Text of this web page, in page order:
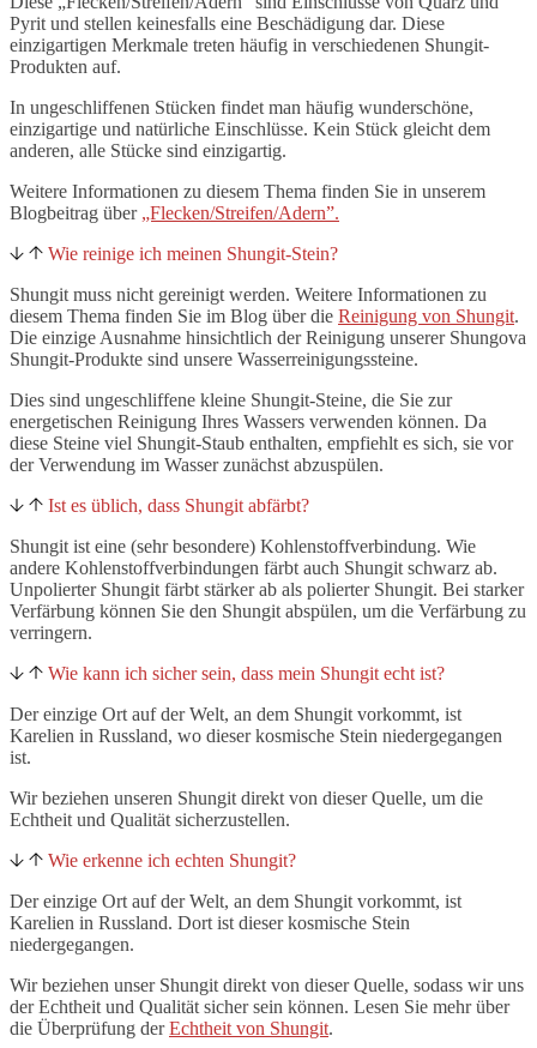
Pyrit und stellen keinesfalls eine Beschädigung dar. Diese
einzigartigen Merkmale treten häufig in verschiedenen Shungit-
Produkten auf.
In ungeschliffenen Stücken findet man häufig wunderschöne,
einzigartige und natürliche Einschlüsse. Kein Stück gleicht dem
anderen, alle Stücke sind einzigartig.
Weitere Informationen zu diesem Thema finden Sie in unserem
Blogbeitrag über „Flecken/Streifen/Adern”.
Wie reinige ich meinen Shungit-Stein?
Shungit muss nicht gereinigt werden. Weitere Informationen zu
diesem Thema finden Sie im Blog über die Reinigung von Shungit.
Die einzige Ausnahme hinsichtlich der Reinigung unserer Shungova
Shungit-Produkte sind unsere Wasserreinigungssteine.
Dies sind ungeschliffene kleine Shungit-Steine, die Sie zur
energetischen Reinigung Ihres Wassers verwenden können. Da
diese Steine viel Shungit-Staub enthalten, empfiehlt es sich, sie vor
der Verwendung im Wasser zunächst abzuspülen.
Ist es üblich, dass Shungit abfärbt?
Shungit ist eine (sehr besondere) Kohlenstoffverbindung. Wie
andere Kohlenstoffverbindungen färbt auch Shungit schwarz ab.
Unpolierter Shungit färbt stärker ab als polierter Shungit. Bei starker
Verfärbung können Sie den Shungit abspülen, um die Verfärbung zu
verringern.
Wie kann ich sicher sein, dass mein Shungit echt ist?
Der einzige Ort auf der Welt, an dem Shungit vorkommt, ist
Karelien in Russland, wo dieser kosmische Stein niedergegangen
ist.
Wir beziehen unseren Shungit direkt von dieser Quelle, um die
Echtheit und Qualität sicherzustellen.
Wie erkenne ich echten Shungit?
Der einzige Ort auf der Welt, an dem Shungit vorkommt, ist
Karelien in Russland. Dort ist dieser kosmische Stein
niedergegangen.
Wir beziehen unser Shungit direkt von dieser Quelle, sodass wir uns
der Echtheit und Qualität sicher sein können. Lesen Sie mehr über
die Überprüfung derEchtheit von Shungit.